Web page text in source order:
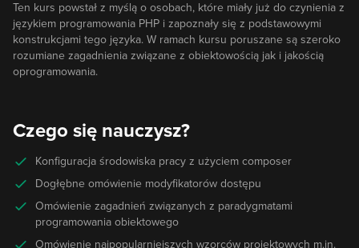
Ten kurs powstał z myślą o osobach, które miały już do czynienia z
językiem programowania PHP i zapoznały się z podstawowymi
konstrukcjami tego języka. W ramach kursu poruszane są szeroko
rozumiane zagadnienia związane z obiektowością jak i jakością
oprogramowania.
Czego się nauczysz?
Konfiguracja środowiska pracy z użyciem composer
Dogłębne omówienie modyfikatorów dostępu
Omówienie zagadnień związanych z paradygmatami
programowania obiektowego
Omówienie najpopularniejszych wzorców projektowych m.in.